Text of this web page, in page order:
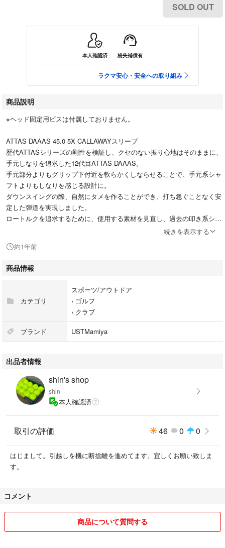
SOLD OUT
本人確認済 紛失補償有
ラクマ安心・安全への取り組み
商品説明
※ヘッド固定用ビスは付属しておりません。
ATTAS DAAAS 45.0 5X CALLAWAYスリーブ
歴代ATTASシリーズの剛性を検証し、クセのない振り心地はそのままに、
手元しなりを追求した12代目ATTAS DAAAS。
手元部分よりもグリップ下付近を軟らかくしならせることで、手元系シャ
フトよりもしなりを感じる設計に。
ダウンスイングの際、自然にタメを作ることができ、打ち急ぐことなく安
定した弾道を実現しました。
ロートルクを追求するために、使用する素材を見直し、過去の叩き系シャ
演出。
また「トレカ®M40X」の配置を変え、トルクを抑えるテクノロジー「S.T.
T（Strike Torque Technology)」を新たに開発。
テンシャルをさらに引き出します。
続きを表示する
約1年前
商品情報
カテゴリ
スポーツ/アウトドア
› ゴルフ
› クラブ
ブランド USTMamiya
出品者情報
shin's shop
shin
本人確認済
取引の評価 46 0 0
はじまして。引越しを機に断捨離を進めてます。宜しくお願い致しま
す。
コメント
商品について質問する